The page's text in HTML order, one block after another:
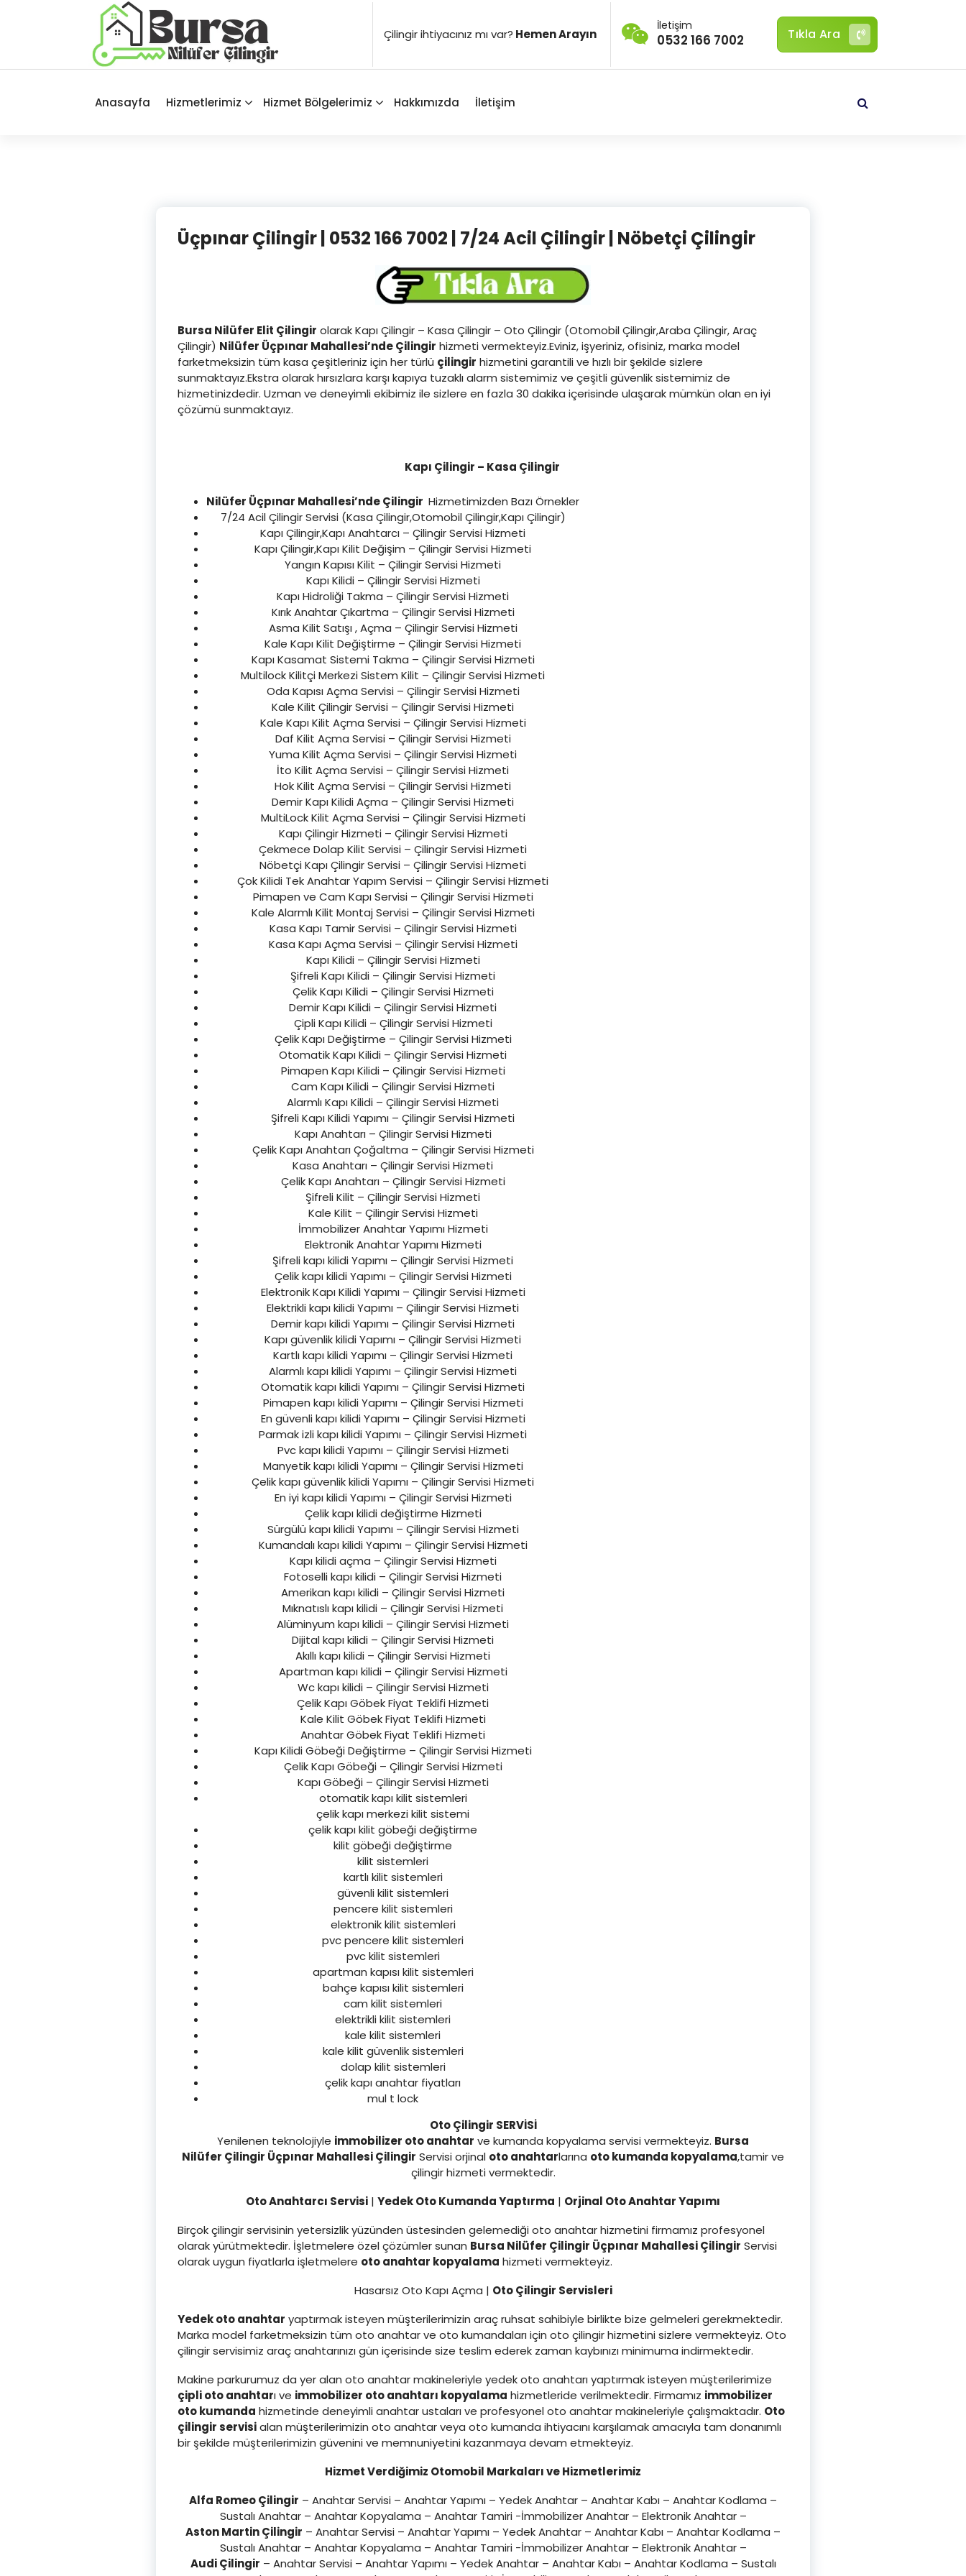
Çilingir ihtiyacınız mı var? Hemen Arayın
İletişim
0532 166 7002 Tıkla Ara
Anasayfa Hizmetlerimiz Hizmet Bölgelerimiz Hakkımızda İletişim
Üçpınar Çilingir | 0532 166 7002 | 7/24 Acil Çilingir | Nöbetçi Çilingir
Bursa Nilüfer Elit Çilingir olarak Kapı Çilingir – Kasa Çilingir – Oto Çilingir (Otomobil Çilingir,Araba Çilingir, Araç
Çilingir) Nilüfer Üçpınar Mahallesi’nde Çilingir hizmeti vermekteyiz.Eviniz, işyeriniz, ofisiniz, marka model
farketmeksizin tüm kasa çeşitleriniz için her türlü çilingir hizmetini garantili ve hızlı bir şekilde sizlere
sunmaktayız.Ekstra olarak hırsızlara karşı kapıya tuzaklı alarm sistemimiz ve çeşitli güvenlik sistemimiz de
hizmetinizdedir. Uzman ve deneyimli ekibimiz ile sizlere en fazla 30 dakika içerisinde ulaşarak mümkün olan en iyi
çözümü sunmaktayız.
Kapı Çilingir – Kasa Çilingir
Nilüfer Üçpınar Mahallesi’nde Çilingir Hizmetimizden Bazı Örnekler
7/24 Acil Çilingir Servisi (Kasa Çilingir,Otomobil Çilingir,Kapı Çilingir)
Kapı Çilingir,Kapı Anahtarcı – Çilingir Servisi Hizmeti
Kapı Çilingir,Kapı Kilit Değişim – Çilingir Servisi Hizmeti
Yangın Kapısı Kilit – Çilingir Servisi Hizmeti
Kapı Kilidi – Çilingir Servisi Hizmeti
Kapı Hidroliği Takma – Çilingir Servisi Hizmeti
Kırık Anahtar Çıkartma – Çilingir Servisi Hizmeti
Asma Kilit Satışı , Açma – Çilingir Servisi Hizmeti
Kale Kapı Kilit Değiştirme – Çilingir Servisi Hizmeti
Kapı Kasamat Sistemi Takma – Çilingir Servisi Hizmeti
Multilock Kilitçi Merkezi Sistem Kilit – Çilingir Servisi Hizmeti
Oda Kapısı Açma Servisi – Çilingir Servisi Hizmeti
Kale Kilit Çilingir Servisi – Çilingir Servisi Hizmeti
Kale Kapı Kilit Açma Servisi – Çilingir Servisi Hizmeti
Daf Kilit Açma Servisi – Çilingir Servisi Hizmeti
Yuma Kilit Açma Servisi – Çilingir Servisi Hizmeti
İto Kilit Açma Servisi – Çilingir Servisi Hizmeti
Hok Kilit Açma Servisi – Çilingir Servisi Hizmeti
Demir Kapı Kilidi Açma – Çilingir Servisi Hizmeti
MultiLock Kilit Açma Servisi – Çilingir Servisi Hizmeti
Kapı Çilingir Hizmeti – Çilingir Servisi Hizmeti
Çekmece Dolap Kilit Servisi – Çilingir Servisi Hizmeti
Nöbetçi Kapı Çilingir Servisi – Çilingir Servisi Hizmeti
Çok Kilidi Tek Anahtar Yapım Servisi – Çilingir Servisi Hizmeti
Pimapen ve Cam Kapı Servisi – Çilingir Servisi Hizmeti
Kale Alarmlı Kilit Montaj Servisi – Çilingir Servisi Hizmeti
Kasa Kapı Tamir Servisi – Çilingir Servisi Hizmeti
Kasa Kapı Açma Servisi – Çilingir Servisi Hizmeti
Kapı Kilidi – Çilingir Servisi Hizmeti
Şifreli Kapı Kilidi – Çilingir Servisi Hizmeti
Çelik Kapı Kilidi – Çilingir Servisi Hizmeti
Demir Kapı Kilidi – Çilingir Servisi Hizmeti
Çipli Kapı Kilidi – Çilingir Servisi Hizmeti
Çelik Kapı Değiştirme – Çilingir Servisi Hizmeti
Otomatik Kapı Kilidi – Çilingir Servisi Hizmeti
Pimapen Kapı Kilidi – Çilingir Servisi Hizmeti
Cam Kapı Kilidi – Çilingir Servisi Hizmeti
Alarmlı Kapı Kilidi – Çilingir Servisi Hizmeti
Şifreli Kapı Kilidi Yapımı – Çilingir Servisi Hizmeti
Kapı Anahtarı – Çilingir Servisi Hizmeti
Çelik Kapı Anahtarı Çoğaltma – Çilingir Servisi Hizmeti
Kasa Anahtarı – Çilingir Servisi Hizmeti
Çelik Kapı Anahtarı – Çilingir Servisi Hizmeti
Şifreli Kilit – Çilingir Servisi Hizmeti
Kale Kilit – Çilingir Servisi Hizmeti
İmmobilizer Anahtar Yapımı Hizmeti
Elektronik Anahtar Yapımı Hizmeti
Şifreli kapı kilidi Yapımı – Çilingir Servisi Hizmeti
Çelik kapı kilidi Yapımı – Çilingir Servisi Hizmeti
Elektronik Kapı Kilidi Yapımı – Çilingir Servisi Hizmeti
Elektrikli kapı kilidi Yapımı – Çilingir Servisi Hizmeti
Demir kapı kilidi Yapımı – Çilingir Servisi Hizmeti
Kapı güvenlik kilidi Yapımı – Çilingir Servisi Hizmeti
Kartlı kapı kilidi Yapımı – Çilingir Servisi Hizmeti
Alarmlı kapı kilidi Yapımı – Çilingir Servisi Hizmeti
Otomatik kapı kilidi Yapımı – Çilingir Servisi Hizmeti
Pimapen kapı kilidi Yapımı – Çilingir Servisi Hizmeti
En güvenli kapı kilidi Yapımı – Çilingir Servisi Hizmeti
Parmak izli kapı kilidi Yapımı – Çilingir Servisi Hizmeti
Pvc kapı kilidi Yapımı – Çilingir Servisi Hizmeti
Manyetik kapı kilidi Yapımı – Çilingir Servisi Hizmeti
Çelik kapı güvenlik kilidi Yapımı – Çilingir Servisi Hizmeti
En iyi kapı kilidi Yapımı – Çilingir Servisi Hizmeti
Çelik kapı kilidi değiştirme Hizmeti
Sürgülü kapı kilidi Yapımı – Çilingir Servisi Hizmeti
Kumandalı kapı kilidi Yapımı – Çilingir Servisi Hizmeti
Kapı kilidi açma – Çilingir Servisi Hizmeti
Fotoselli kapı kilidi – Çilingir Servisi Hizmeti
Amerikan kapı kilidi – Çilingir Servisi Hizmeti
Mıknatıslı kapı kilidi – Çilingir Servisi Hizmeti
Alüminyum kapı kilidi – Çilingir Servisi Hizmeti
Dijital kapı kilidi – Çilingir Servisi Hizmeti
Akıllı kapı kilidi – Çilingir Servisi Hizmeti
Apartman kapı kilidi – Çilingir Servisi Hizmeti
Wc kapı kilidi – Çilingir Servisi Hizmeti
Çelik Kapı Göbek Fiyat Teklifi Hizmeti
Kale Kilit Göbek Fiyat Teklifi Hizmeti
Anahtar Göbek Fiyat Teklifi Hizmeti
Kapı Kilidi Göbeği Değiştirme – Çilingir Servisi Hizmeti
Çelik Kapı Göbeği – Çilingir Servisi Hizmeti
Kapı Göbeği – Çilingir Servisi Hizmeti
otomatik kapı kilit sistemleri
çelik kapı merkezi kilit sistemi
çelik kapı kilit göbeği değiştirme
kilit göbeği değiştirme
kilit sistemleri
kartlı kilit sistemleri
güvenli kilit sistemleri
pencere kilit sistemleri
elektronik kilit sistemleri
pvc pencere kilit sistemleri
pvc kilit sistemleri
apartman kapısı kilit sistemleri
bahçe kapısı kilit sistemleri
cam kilit sistemleri
elektrikli kilit sistemleri
kale kilit sistemleri
kale kilit güvenlik sistemleri
dolap kilit sistemleri
çelik kapı anahtar fiyatları
mul t lock
Oto Çilingir SERVİSİ
Yenilenen teknolojiyle immobilizer oto anahtar ve kumanda kopyalama servisi vermekteyiz. Bursa
Nilüfer Çilingir Üçpınar Mahallesi Çilingir Servisi orjinal oto anahtarlarına oto kumanda kopyalama,tamir ve
çilingir hizmeti vermektedir.
Oto Anahtarcı Servisi | Yedek Oto Kumanda Yaptırma | Orjinal Oto Anahtar Yapımı
Birçok çilingir servisinin yetersizlik yüzünden üstesinden gelemediği oto anahtar hizmetini firmamız profesyonel
olarak yürütmektedir. İşletmelere özel çözümler sunan Bursa Nilüfer Çilingir Üçpınar Mahallesi Çilingir Servisi
olarak uygun fiyatlarla işletmelere oto anahtar kopyalama hizmeti vermekteyiz.
Hasarsız Oto Kapı Açma | Oto Çilingir Servisleri
Yedek oto anahtar yaptırmak isteyen müşterilerimizin araç ruhsat sahibiyle birlikte bize gelmeleri gerekmektedir.
Marka model farketmeksizin tüm oto anahtar ve oto kumandaları için oto çilingir hizmetini sizlere vermekteyiz. Oto
çilingir servisimiz araç anahtarınızı gün içerisinde size teslim ederek zaman kaybınızı minimuma indirmektedir.
Makine parkurumuz da yer alan oto anahtar makineleriyle yedek oto anahtarı yaptırmak isteyen müşterilerimize
çipli oto anahtarı ve immobilizer oto anahtarı kopyalama hizmetleride verilmektedir. Firmamız immobilizer
oto kumanda hizmetinde deneyimli anahtar ustaları ve profesyonel oto anahtar makineleriyle çalışmaktadır. Oto
çilingir servisialan müşterilerimizin oto anahtar veya oto kumanda ihtiyacını karşılamak amacıyla tam donanımlı
bir şekilde müşterilerimizin güvenini ve memnuniyetini kazanmaya devam etmekteyiz.
Hizmet Verdiğimiz Otomobil Markaları ve Hizmetlerimiz
Alfa Romeo Çilingir – Anahtar Servisi – Anahtar Yapımı – Yedek Anahtar – Anahtar Kabı – Anahtar Kodlama –
Sustalı Anahtar – Anahtar Kopyalama – Anahtar Tamiri -İmmobilizer Anahtar – Elektronik Anahtar –
Aston Martin Çilingir – Anahtar Servisi – Anahtar Yapımı – Yedek Anahtar – Anahtar Kabı – Anahtar Kodlama –
Sustalı Anahtar – Anahtar Kopyalama – Anahtar Tamiri -İmmobilizer Anahtar – Elektronik Anahtar –
Audi Çilingir – Anahtar Servisi – Anahtar Yapımı – Yedek Anahtar – Anahtar Kabı – Anahtar Kodlama – Sustalı